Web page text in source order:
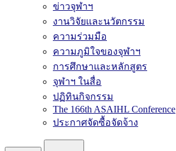
ข่าวจุฬาฯ
งานวิจัยและนวัตกรรม
ความร่วมมือ
ความภูมิใจของจุฬาฯ
การศึกษาและหลักสูตร
จุฬาฯ ในสื่อ
ปฏิทินกิจกรรม
The 166th ASAIHL Conference
ประกาศจัดซื้อจัดจ้าง